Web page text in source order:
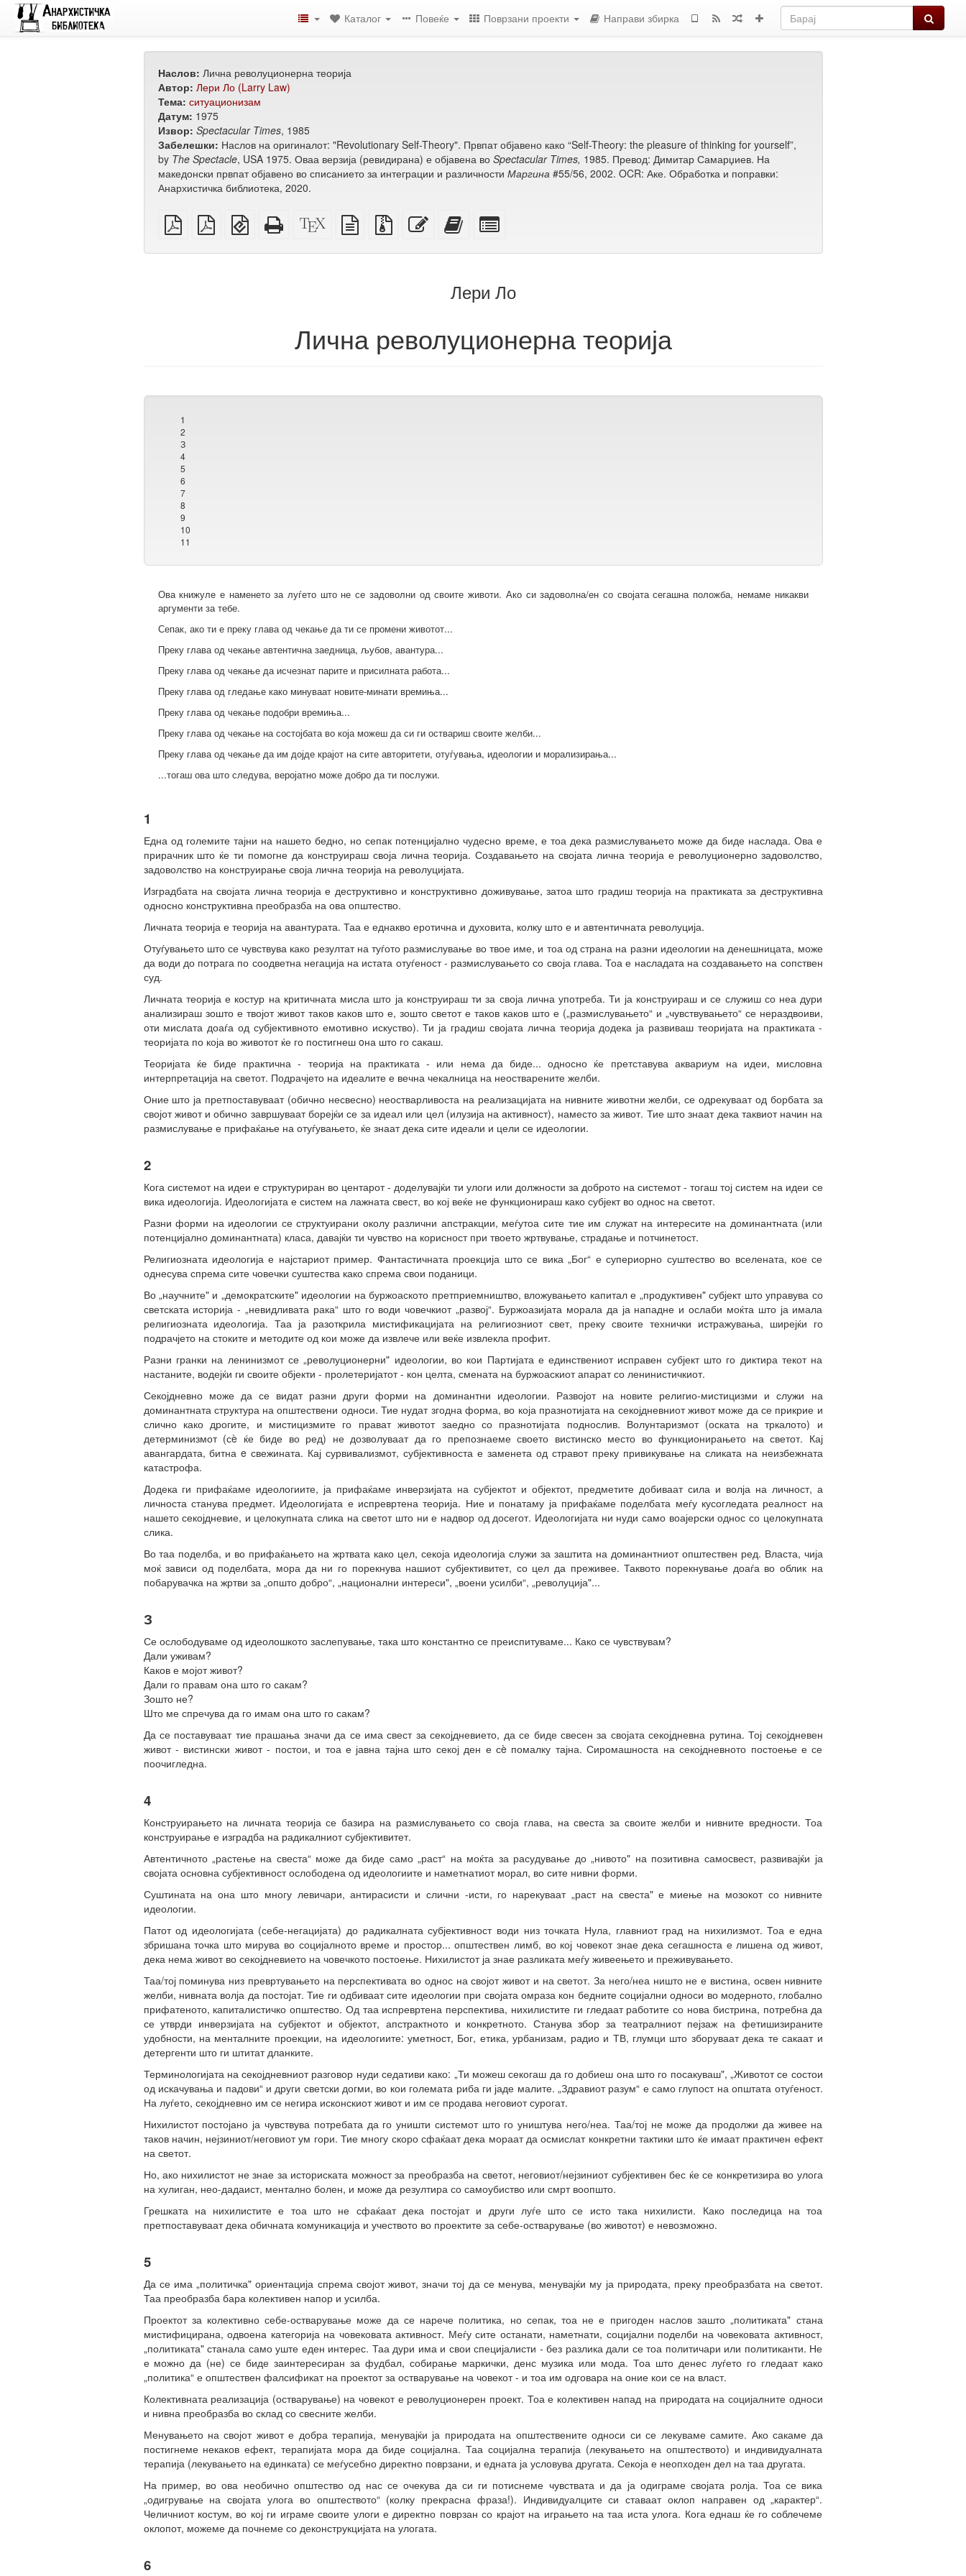
Барај
Каталог Повеќе Поврзани проекти Направи збирка
Наслов: Лична револуционерна теорија
Автор: Лери Ло (Larry Law)
Тема: ситуационизам
Датум: 1975
Извор: Spectacular Times, 1985
Забелешки: Наслов на оригиналот: "Revolutionary Self-Theory". Првпат објавено како “Self-Theory: the pleasure of thinking for yourself”,
by The Spectacle, USA 1975. Оваа верзија (ревидирана) е објавена во Spectacular Times, 1985. Превод: Димитар Самарџиев. На
македонски првпат објавено во списанието за интеграции и различности Маргина#55/56, 2002. OCR: Аке. Обработка и поправки:
Анархистичка библиотека, 2020.
обичен
PDF
А4
PDF
EPUB
(за
Целосен
HTML
XeLaTeX
извор
изворот
Изворни
датотеки
Уреди
Додади
збирката
Лери Ло
Лична револуционерна теорија
1
2
З
4
5
6
7
8
9
10
11
Ова книжуле е наменето за луѓето што не се задоволни од своите животи. Ако си задоволна/ен со својата сегашна положба, немаме никакви
аргументи за тебе.
Сепак, ако ти е преку глава од чекање да ти се промени животот...
Преку глава од чекање автентична заедница, љубов, авантура...
Преку глава од чекање да исчезнат парите и присилната работа...
Преку глава од гледање како минуваат новите-минати времиња...
Преку глава од чекање подобри времиња...
Преку глава од чекање на состојбата во која можеш да си ги оствариш своите желби...
Преку глава од чекање да им дојде крајот на сите авторитети, отуѓувања, идеологии и морализирања...
...тогаш ова што следува, веројатно може добро да ти послужи.
1
Една од големите тајни на нашето бедно, но сепак потенцијално чудесно време, е тоа дека размислувањето може да биде наслада. Ова е
прирачник што ќе ти помогне да конструираш своја лична теорија. Создавањето на својата лична теорија е револуционерно задоволство,
задоволство на конструирање своја лична теорија на револуцијата.
Изградбата на својата лична теорија е деструктивно и конструктивно доживување, затоа што градиш теорија на практиката за деструктивна
односно конструктивна преобразба на ова општество.
Личната теорија е теорија на авантурата. Таа е еднакво еротична и духовита, колку што е и автентичната револуција.
Отуѓувањето што се чувствува како резултат на туѓото размислување во твое име, и тоа од страна на разни идеологии на денешницата, може
да води до потрага по соодветна негација на истата отуѓеност - размислувањето со своја глава. Тоа е насладата на создавањето на сопствен
суд.
Личната теорија е костур на критичната мисла што ја конструираш ти за своја лична употреба. Ти ја конструираш и се служиш со неа дури
анализираш зошто е твојот живот таков каков што е, зошто светот е таков каков што е („размислувањето“ и „чувствувањето“ се нераздвоиви,
оти мислата доаѓа од субјективното емотивно искуство). Ти ја градиш својата лична теорија додека ја развиваш теоријата на практиката -
теоријата по која во животот ќе го постигнеш oна што го сакаш.
Теоријата ќе биде практична - теорија на практиката - или нема да биде... односно ќе претставува аквариум на идеи, мисловна
интерпретација на светот. Подрачјето на идеалите е вечна чекалница на неостварените желби.
Оние што ја претпоставуваат (обично несвесно) неостварливоста на реализацијата на нивните животни желби, се одрекуваат од борбата за
својот живот и обично завршуваат борејќи се за идеал или цел (илузија на активност), наместо за живот. Тие што знаат дека таквиот начин на
размислување е прифаќање на отуѓувањето, ќе знаат дека сите идеали и цели се идеологии.
2
Кога системот на идеи е структуриран во центарот - доделувајќи ти улоги или должности за доброто на системот - тогаш тој систем на идеи се
вика идеологија. Идеологијата е систем на лажната свест, во кој веќе не функционираш како субјект во однос на светот.
Разни форми на идеологии се структуирани околу различни апстракции, меѓутоа сите тие им служат на интересите на доминантната (или
потенцијално доминантната) класа, давајќи ти чувство на корисност при твоето жртвување, страдање и потчинетост.
Религиозната идеологија е најстариот пример. Фантастичната проекција што се вика „Бог“ е супериорно суштество во вселената, кое се
однесува спрема сите човечки суштества како спрема свои поданици.
Во „научните" и „демократските" идеологии на буржоаското претприемништво, вложувањето капитал е „продуктивен" субјект што управува со
светската историја - „невидливата рака“ што го води човечкиот „развој“. Буржоазијата морала да ја нападне и ослаби моќта што ја имала
религиозната идеологија. Таа ја разоткрила мистификацијата на религиозниот свет, преку своите технички истражувања, ширејќи го
подрачјето на стоките и методите од кои може да извлече или веќе извлекла профит.
Разни гранки на ленинизмот се „револуционерни" идеологии, во кои Партијата е единствениот исправен субјект што го диктира текот на
настаните, водејќи ги своите објекти - пролетеријатот - кон целта, смената на буржоаскиот апарат со ленинистичкиот.
Секојдневно може да се видат разни други форми на доминантни идеологии. Развојот на новите религио-мистицизми и служи на
доминантната структура на општествени односи. Тие нудат згодна форма, во која празнотијата на секојдневниот живот може да се прикрие и
слично како дрогите, и мистицизмите го прават животот заедно со празнотијата поднослив. Волунтаризмот (оската на тркалото) и
детерминизмот (сè ќе биде во ред) не дозволуваат да го препознаеме своето вистинско место во функционирањето на светот. Кај
авангардата, битна e свежината. Кај сурвивализмот, субјективноста е заменета од стравот преку привикување на сликата на неизбежната
катастрофа.
Додека ги прифаќаме идеологиите, ја прифаќаме инверзијата на субјектот и објектот, предметите добиваат сила и волја на личност, а
личноста станува предмет. Идеологијата е испревртена теорија. Ние и понатаму ја прифаќаме поделбата меѓу кусогледата реалност на
нашето секојдневие, и целокупната слика на светот што ни е надвор од досегот. Идеологијата ни нуди само воајерски однос со целокупната
слика.
Во таа поделба, и во прифаќањето на жртвата како цел, секоја идеологија служи за заштита на доминантниот општествен ред. Власта, чија
моќ зависи од поделбата, мора да ни го порекнува нашиот субјективитет, со цел да преживее. Таквото порекнување доаѓа во облик на
побарувачка на жртви за „општо добро“, „национални интереси", „воени усилби“, „револуција"...
З
Се ослободуваме од идеолошкото заслепување, така што константно се преиспитуваме... Како се чувствувам?
Дали уживам?
Каков е мојот живот?
Дали го правам она што го сакам?
Зошто не?
Што ме спречува да го имам она што го сакам?
Да се поставуваат тие прашања значи да се има свест за секојдневието, да се биде свесен за својата секојдневна рутина. Тој секојдневен
живот - вистински живот - постои, и тоа е јавна тајна што секој ден е сè помалку тајна. Сиромашноста на секојдневното постоење е се
поочигледна.
4
Конструирањето на личната теорија се базира на размислувањето со своја глава, на свеста за своите желби и нивните вредности. Тоа
конструирање е изградба на радикалниот субјективитет.
Автентичното „растење на свеста“ може да биде само „раст“ на моќта за расудување до „нивото" на позитивна самосвест, развивајќи ја
својата основна субјективност ослободена од идеологиите и наметнатиот морал, во сите нивни форми.
Суштината на она што многу левичари, антирасисти и слични -исти, го нарекуваат „раст на свеста" е миење на мозокот со нивните
идеологии.
Патот од идеологијата (себе-негацијата) до радикалната субјективност води низ точката Нула, главниот град на нихилизмот. Тоа е една
збришана точка што мирува во социјалното време и простор... општествен лимб, во кој човекот знае дека сегашноста е лишена од живот,
дека нема живот во секојдневието на човечкото постоење. Нихилистот ја знае разликата меѓу живеењето и преживувањето.
Таа/тој поминува низ превртувањето на перспективата во однос на својот живот и на светот. За него/неа ништо не е вистина, освен нивните
желби, нивната волја да постојат. Тие ги одбиваат сите идеологии при својата омраза кон бедните социјални односи во модерното, глобално
прифатеното, капиталистичко општество. Од таа испревртена перспектива, нихилистите ги гледаат работите со нова бистрина, потребна да
се утврди инверзијата на субјектот и објектот, апстрактното и конкретното. Станува збор за театралниот пејзаж на фетишизираните
удобности, на менталните проекции, на идеологиите: уметност, Бог, етика, урбанизам, радио и ТВ, глумци што зборуваат дека те сакаат и
детергенти што ги штитат дланките.
Терминологијата на секојдневниот разговор нуди седативи како: „Ти можеш секогаш да го добиеш она што го посакуваш", „Животот се состои
од искачувања и падови“ и други светски догми, во кои големата риба ги јаде малите. „Здравиот разум“ е само глупост на општата отуѓеност.
На луѓето, секојдневно им се негира исконскиот живот и им се продава неговиот сурогат.
Нихилистот постојано ја чувствува потребата да го уништи системот што го уништува него/неа. Таа/тој не може да продолжи да живее на
таков начин, нејзиниот/неговиот ум гори. Тие многу скоро сфаќаат дека мораат да осмислат конкретни тактики што ќе имаат практичен ефект
на светот.
Но, ако нихилистот не знае за историската можност за преобразба на светот, неговиот/нејзиниот субјективен бес ќе се конкретизира во улога
на хулиган, нео-дадаист, ментално болен, и може да резултира со самоубиство или смрт воопшто.
Грешката на нихилистите е тоа што не сфаќаат дека постојат и други луѓе што се исто така нихилисти. Како последица на тоа
претпоставуваат дека обичната комуникација и учеството во проектите за себе-остварување (во животот) е невозможно.
5
Да се има „политичка" ориентација спрема својот живот, значи тој да се менува, менувајќи му ја природата, преку преобразбата на светот.
Таа преобразба бара колективен напор и усилба.
Проектот за колективно себе-остварување може да се нарече политика, но сепак, тоа не е пригоден наслов зашто „политиката" стана
мистифицирана, одвоена категорија на човековата активност. Меѓу сите останати, наметнати, социјални поделби на човековата активност,
„политиката" станала само уште еден интерес. Таа дури има и свои специјалисти - без разлика дали се тоа политичари или политиканти. Не
е можно да (не) се биде заинтересиран за фудбал, собирање маркички, денс музика или мода. Тоа што денес луѓето го гледаат како
„политика“ е општествен фалсификат на проектот за остварување на човекот - и тоа им одговара на оние кои се на власт.
Колективната реализација (остварување) на човекот е револуционерен проект. Тоа е колективен напад на природата на социјалните односи
и нивна преобразба во склад со свесните желби.
Менувањето на својот живот е добра терапија, менувајќи ја природата на општествените односи си се лекуваме самите. Ако сакаме да
постигнеме некаков ефект, терапијата мора да биде социјална. Таа социјална терапија (лекувањето на општеството) и индивидуалната
терапија (лекувањето на единката) се меѓусебно директно поврзани, и едната ја условува другата. Секоја е неопходен дел на таа другата.
На пример, во ова необично општество од нас се очекува да си ги потиснеме чувствата и да ја одиграме својата ролја. Тоа се вика
„одигрување на својата улога во општеството“ (колку прекрасна фраза!). Индивидуалците си ставаат оклоп направен од „карактер“.
Челичниот костум, во кој ги играме своите улоги е директно поврзан со крајот на играњето на таа иста улога. Кога еднаш ќе го соблечеме
оклопот, можеме да почнеме со деконструкцијата на улогата.
6